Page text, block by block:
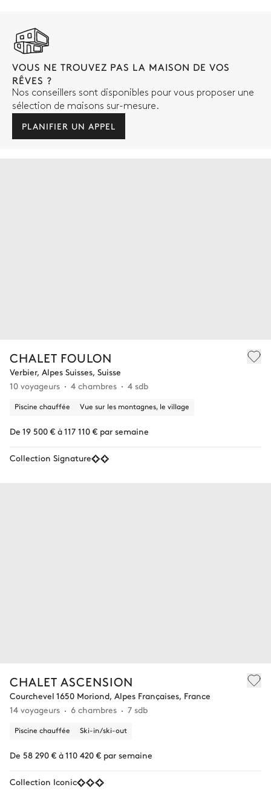
VOUS NE TROUVEZ PAS LA MAISON DE VOS
RÊVES ?
Nos conseillers sont disponibles pour vous proposer une
sélection de maisons sur-mesure.
PLANIFIER UN APPEL
CHALET FOULON
Verbier, Alpes Suisses, Suisse
10 voyageurs
4 chambres 4 sdb
Piscine chauffée Vue sur les montagnes, le village
De 19 500 € à 117 110 € par semaine
Collection Signature
CHALET ASCENSION
Courchevel 1650 Moriond, Alpes Françaises, France
14 voyageurs
6 chambres 7 sdb
Piscine chauffée Ski-in/ski-out
De 58 290 € à 110 420 € par semaine
Collection Iconic